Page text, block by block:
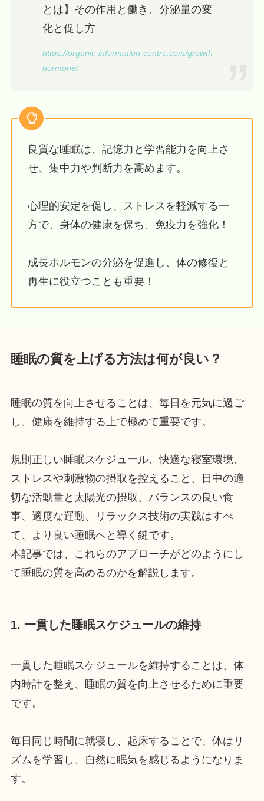
とは】その作用と働き、分泌量の変
化と促し方
https://organic-information-centre.com/growth-
hormone/
良質な睡眠は、記憶力と学習能力を向上さ
せ、集中力や判断力を高めます。
心理的安定を促し、ストレスを軽減する一
方で、身体の健康を保ち、免疫力を強化！
成長ホルモンの分泌を促進し、体の修復と
再生に役立つことも重要！
睡眠の質を上げる方法は何が良い？
睡眠の質を向上させることは、毎日を元気に過ご
し、健康を維持する上で極めて重要です。
規則正しい睡眠スケジュール、快適な寝室環境、
ストレスや刺激物の摂取を控えること、日中の適
切な活動量と太陽光の摂取、バランスの良い食
事、適度な運動、リラックス技術の実践はすべ
て、より良い睡眠へと導く鍵です。
本記事では、これらのアプローチがどのようにし
て睡眠の質を高めるのかを解説します。
1. 一貫した睡眠スケジュールの維持
一貫した睡眠スケジュールを維持することは、体
内時計を整え、睡眠の質を向上させるために重要
です。
毎日同じ時間に就寝し、起床することで、体はリ
ズムを学習し、自然に眠気を感じるようになりま
す。